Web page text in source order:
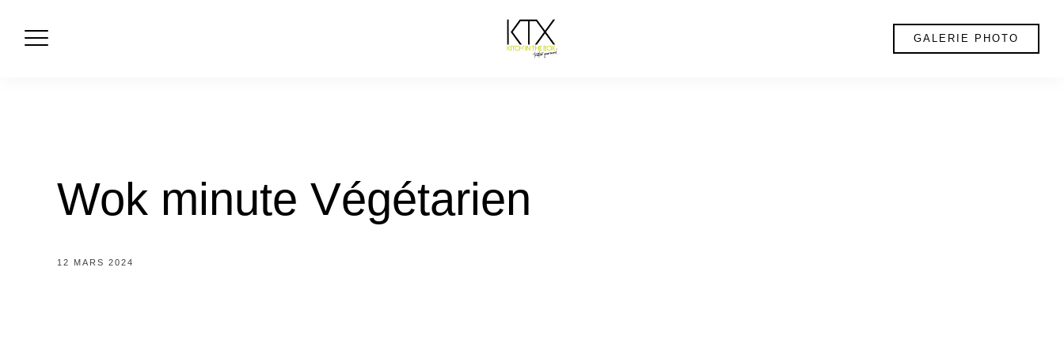
GALERIE PHOTO
Wok minute Végétarien
12 MARS 2024